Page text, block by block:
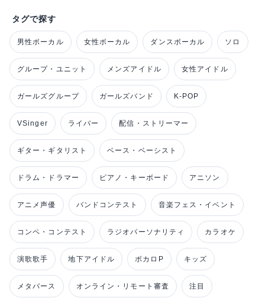
タグで探す
男性ボーカル 女性ボーカル ダンスボーカル ソロ
グループ・ユニット メンズアイドル 女性アイドル
ガールズグループ ガールズバンド K-POP
VSinger ライバー 配信・ストリーマー
ギター・ギタリスト ベース・ベーシスト
ドラム・ドラマー ピアノ・キーボード アニソン
アニメ声優 バンドコンテスト 音楽フェス・イベント
コンペ・コンテスト ラジオパーソナリティ カラオケ
演歌歌手 地下アイドル ボカロP キッズ
メタバース オンライン・リモート審査 注目